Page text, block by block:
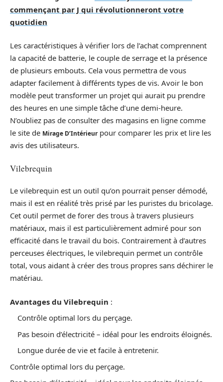
commençant par J qui révolutionneront votre
quotidien
Les caractéristiques à vérifier lors de l’achat comprennent
la capacité de batterie, le couple de serrage et la présence
de plusieurs embouts. Cela vous permettra de vous
adapter facilement à différents types de vis. Avoir le bon
modèle peut transformer un projet qui aurait pu prendre
des heures en une simple tâche d’une demi-heure.
N’oubliez pas de consulter des magasins en ligne comme
le site de Mirage D’Intérieurpour comparer les prix et lire les
avis des utilisateurs.
Vilebrequin
Le vilebrequin est un outil qu’on pourrait penser démodé,
mais il est en réalité très prisé par les puristes du bricolage.
Cet outil permet de forer des trous à travers plusieurs
matériaux, mais il est particulièrement admiré pour son
efficacité dans le travail du bois. Contrairement à d’autres
perceuses électriques, le vilebrequin permet un contrôle
total, vous aidant à créer des trous propres sans déchirer le
matériau.
Avantages du Vilebrequin :
Contrôle optimal lors du perçage.
Pas besoin d’électricité – idéal pour les endroits éloignés.
Longue durée de vie et facile à entretenir.
Contrôle optimal lors du perçage.